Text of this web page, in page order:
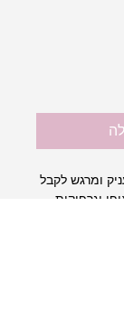
ומרגש לקבל
אופי וגרפיקות